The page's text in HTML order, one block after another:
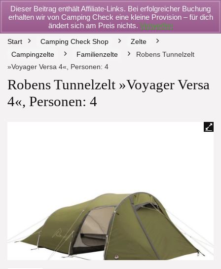
Dieser Beitrag enthält Affiliate-Links. Bei erfolgreicher Buchung
erhalten wir von Camping Check eine kleine Provision – für dich
ändert sich am Preis nichts. Verwerfen
Start Camping Check Shop
Zelte
Campingzelte
Familienzelte
Robens Tunnelzelt
»Voyager Versa 4«, Personen: 4
Robens Tunnelzelt »Voyager Versa
4«, Personen: 4